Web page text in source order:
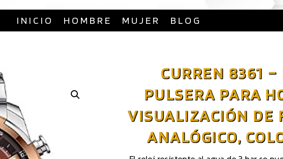
INICIO HOMBRE MUJER BLOG
CURREN 8361 –
PULSERA PARA
VISUALIZACIÓN DE
ANALÓGICO,